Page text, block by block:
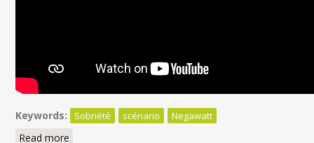
Keywords: Sobriété scénario Negawatt
Read more